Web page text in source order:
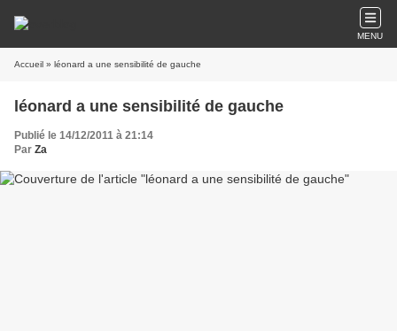
MENU
Accueil » léonard a une sensibilité de gauche
léonard a une sensibilité de gauche
Publié le 14/12/2011 à 21:14
Par Za